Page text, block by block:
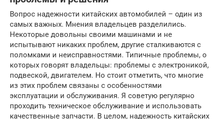
Вопрос надежности китайских автомобилей – один из
самых важных. Мнения владельцев разделились.
Некоторые довольны своими машинами и не
испытывают никаких проблем, другие сталкиваются с
поломками и неисправностями. Типичные проблемы, о
которых говорят владельцы: проблемы с электроникой,
подвеской, двигателем. Но стоит отметить, что многие
из этих проблем связаны с особенностями
эксплуатации и обслуживания. Я советую регулярно
проходить техническое обслуживание и использовать
качественные запчасти. В целом, надежность китайских